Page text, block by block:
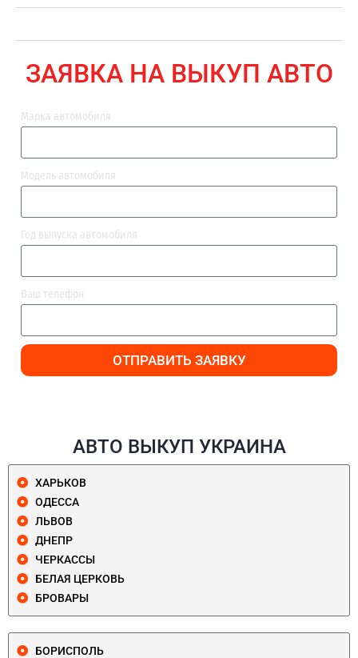
ЗАЯВКА НА ВЫКУП АВТО
Марка автомобиля
Модель автомобиля
Год выпуска автомобиля
Ваш телефон
ОТПРАВИТЬ ЗАЯВКУ
АВТО ВЫКУП УКРАИНА
ХАРЬКОВ
ОДЕССА
ЛЬВОВ
ДНЕПР
ЧЕРКАССЫ
БЕЛАЯ ЦЕРКОВЬ
БРОВАРЫ
БОРИСПОЛЬ